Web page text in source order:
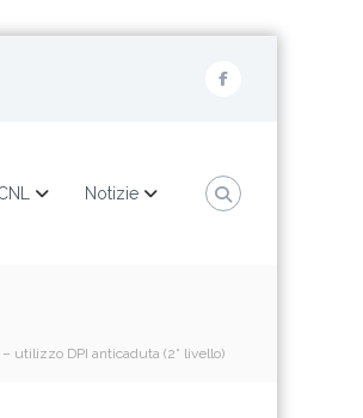
F
e
Notizie
utilizzo DPI anticaduta (2° livello)